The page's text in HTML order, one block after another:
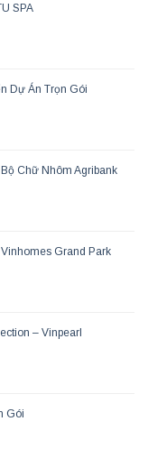
SPA
Dự Án Trọn Gói
Chữ Nhôm Agribank
Grand Park
– Vinpearl
Gói